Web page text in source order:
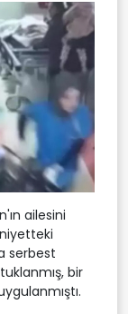
ailesini
serbest
bir